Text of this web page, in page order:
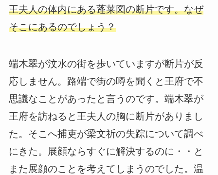
王夫人の体内にある蓬莱図の断片です。なぜ
そこにあるのでしょう？
端木翠が汶水の街を歩いていますが断片が反
応しません。路端で街の噂を聞くと王府で不
思議なことがあったと言うのです。端木翠が
王府を訪ねると王夫人の胸に断片がありまし
た。そこへ捕吏が梁文祈の失踪について調べ
にきた。展顔ならすぐに解決するのに・・と
また展顔のことを考えてしまうのでした。温